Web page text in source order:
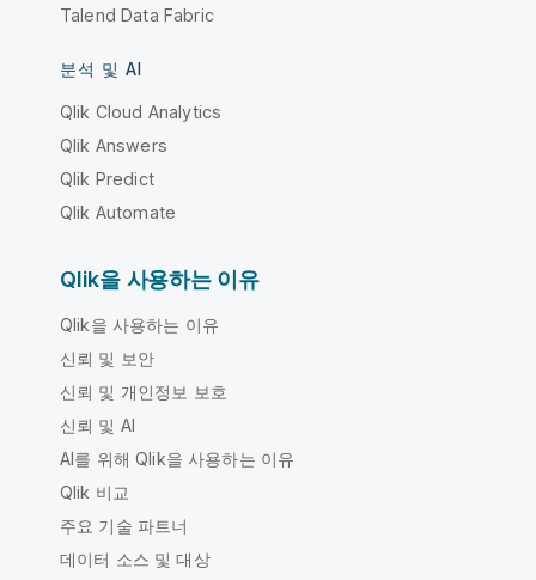
Talend Data Fabric
분석 및 AI
Qlik Cloud Analytics
Qlik Answers
Qlik Predict
Qlik Automate
Qlik을 사용하는 이유
Qlik을 사용하는 이유
신뢰 및 보안
신뢰 및 개인정보 보호
신뢰 및 AI
AI를 위해 Qlik을 사용하는 이유
Qlik 비교
주요 기술 파트너
데이터 소스 및 대상